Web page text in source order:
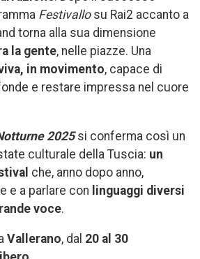
Festivallosu Rai2 accanto a
torna alla sua dimensione
la gente, nelle piazze. Una
in movimento, capace di
e restare impressa nel cuore
2025si conferma così un
culturale della Tuscia: un
che, anno dopo anno,
e a parlare con linguaggi diversi
voce.
Vallerano, dal 20 al 30